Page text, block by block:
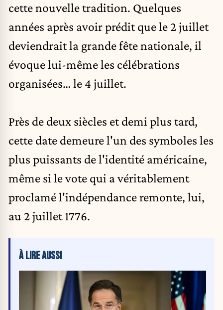
cette nouvelle tradition. Quelques
années après avoir prédit que le 2 juillet
deviendrait la grande fête nationale, il
évoque lui-même les célébrations
organisées… le 4 juillet.
Près de deux siècles et demi plus tard,
cette date demeure l'un des symboles les
plus puissants de l'identité américaine,
même si le vote qui a véritablement
proclamé l'indépendance remonte, lui,
au 2 juillet 1776.
À LIRE AUSSI